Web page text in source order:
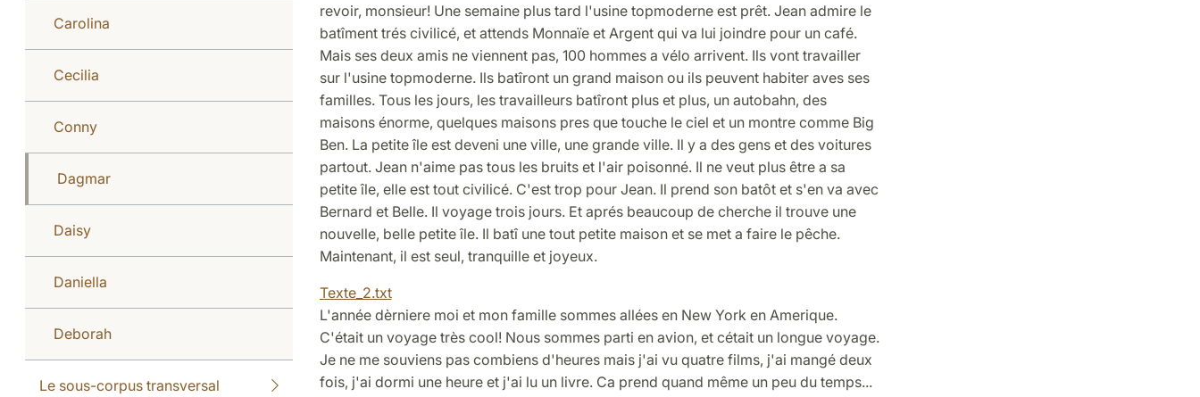
Carolina
Cecilia
Conny
Dagmar
Daisy
Daniella
Deborah
Le sous-corpus transversal
revoir, monsieur! Une semaine plus tard l'usine topmoderne est prêt. Jean admire le
batîment trés civilicé, et attends Monnaïe et Argent qui va lui joindre pour un café.
Mais ses deux amis ne viennent pas, 100 hommes a vélo arrivent. Ils vont travailler
sur l'usine topmoderne. Ils batîront un grand maison ou ils peuvent habiter aves ses
familles. Tous les jours, les travailleurs batîront plus et plus, un autobahn, des
maisons énorme, quelques maisons pres que touche le ciel et un montre comme Big
Ben. La petite île est deveni une ville, une grande ville. Il y a des gens et des voitures
partout. Jean n'aime pas tous les bruits et l'air poisonné. Il ne veut plus être a sa
petite île, elle est tout civilicé. C'est trop pour Jean. Il prend son batôt et s'en va avec
Bernard et Belle. Il voyage trois jours. Et aprés beaucoup de cherche il trouve une
nouvelle, belle petite île. Il batî une tout petite maison et se met a faire le pêche.
Maintenant, il est seul, tranquille et joyeux.
Texte_2.txt
L'année dèrniere moi et mon famille sommes allées en New York en Amerique.
C'était un voyage très cool! Nous sommes parti en avion, et cétait un longue voyage.
Je ne me souviens pas combiens d'heures mais j'ai vu quatre films, j'ai mangé deux
fois, j'ai dormi une heure et j'ai lu un livre. Ca prend quand même un peu du temps...